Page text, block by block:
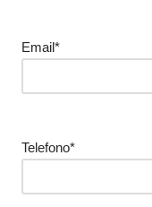
Email*
Telefono*